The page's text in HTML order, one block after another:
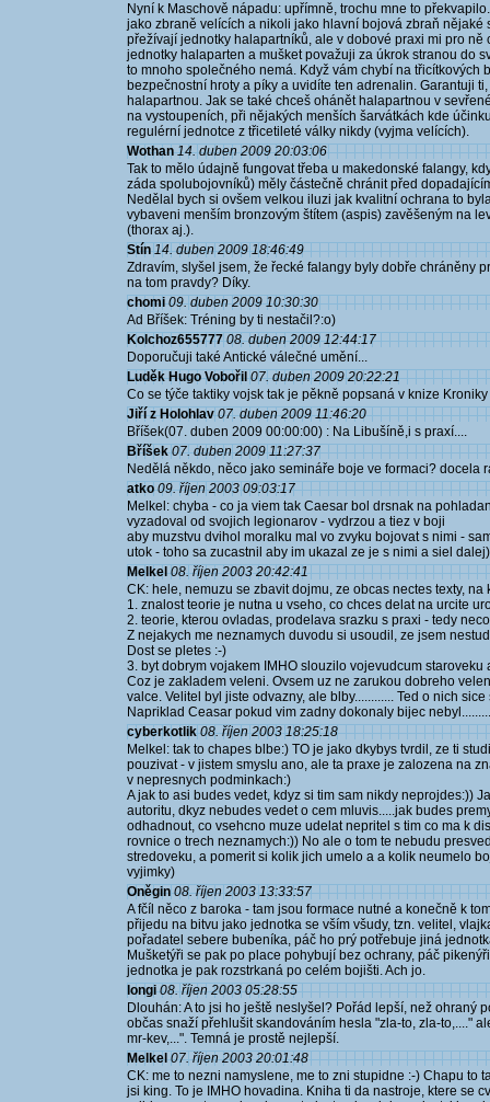
Nyní k Maschově nápadu: upřímně, trochu mne to
jako zbraně velících a nikoli jako hlavní bojová zbraň nějaké
přežívají jednotky halapartníků, ale v dobové praxi mi pro
jednotky halaparten a mušket považuji za úkrok stranou do
to mnoho společného nemá. Když vám chybí na třicítkových
bezpečnostní hroty a píky a uvidíte ten adrenalin. Garantuji
halapartnou. Jak se také chceš ohánět halapartnou v
na vystoupeních, při nějakých menších šarvátkách kde
regulérní jednotce z třicetileté války nikdy (vyjma velících).
Wothan 14. duben 2009 20:03:06
Tak to mělo údajně fungovat třeba u makedonské falangy,
záda spolubojovníků) měly částečně chránit před
Nedělal bych si ovšem velkou iluzi jak kvalitní ochrana to
vybaveni menším bronzovým štítem (aspis) zavěšeným na
(thorax aj.).
Stín 14. duben 2009 18:46:49
Zdravím, slyšel jsem, že řecké falangy byly dobře chráněny
na tom pravdy? Díky.
chomi 09. duben 2009 10:30:30
Ad Bříšek: Tréning by ti nestačil?:o)
Kolchoz655777 08. duben 2009 12:44:17
Doporučuji také Antické válečné umění...
Luděk Hugo Vobořil 07. duben 2009 20:22:21
Co se týče taktiky vojsk tak je pěkně popsaná v knize
Jiří z Holohlav 07. duben 2009 11:46:20
Bříšek(07. duben 2009 00:00:00) : Na Libušíně,i s praxí....
Bříšek 07. duben 2009 11:27:37
Nedělá někdo, něco jako semináře boje ve formaci? docela
atko 09. říjen 2003 09:03:17
Melkel: chyba - co ja viem tak Caesar bol drsnak na
vyzadoval od svojich legionarov - vydrzou a tiez v boji
aby muzstvu dvihol moralku mal vo zvyku bojovat s nimi -
utok - toho sa zucastnil aby im ukazal ze je s nimi a siel
Melkel 08. říjen 2003 20:42:41
CK: hele, nemuzu se zbavit dojmu, ze obcas nectes texty,
1. znalost teorie je nutna u vseho, co chces delat na urcite
2. teorie, kterou ovladas, prodelava srazku s praxi - tedy
Z nejakych me neznamych duvodu si usoudil, ze jsem
Dost se pletes :-)
3. byt dobrym vojakem IMHO slouzilo vojevudcum
Coz je zakladem veleni. Ovsem uz ne zarukou dobreho
valce. Velitel byl jiste odvazny, ale blby............ Ted o nich
Napriklad Ceasar pokud vim zadny dokonaly bijec
cyberkotlik 08. říjen 2003 18:25:18
Melkel: tak to chapes blbe:) TO je jako dkybys tvrdil, ze ti
pouzivat - v jistem smyslu ano, ale ta praxe je zalozena na
v nepresnych podminkach:)
A jak to asi budes vedet, kdyz si tim sam nikdy neprojdes:))
autoritu, dkyz nebudes vedet o cem mluvis.....jak budes
odhadnout, co vsehcno muze udelat nepritel s tim co ma k
rovnice o trech neznamych:)) No ale o tom te nebudu
stredoveku, a pomerit si kolik jich umelo a a kolik neumelo
vyjimky)
Oněgin 08. říjen 2003 13:33:57
A fčíl něco z baroka - tam jsou formace nutné a konečně k
přijedu na bitvu jako jednotka se vším všudy, tzn. velitel,
pořadatel sebere bubeníka, páč ho prý potřebuje jiná
Mušketýři se pak po place pohybují bez ochrany, páč
jednotka je pak rozstrkaná po celém bojišti. Ach jo.
longi 08. říjen 2003 05:28:55
Dlouhán: A to jsi ho ještě neslyšel? Pořád lepší, než ohraný
občas snaží přehlušit skandováním hesla "zla-to, zla-to,...."
mr-kev,...". Temná je prostě nejlepší.
Melkel 07. říjen 2003 20:01:48
CK: me to nezni namyslene, me to zni stupidne :-) Chapu to
jsi king. To je IMHO hovadina. Kniha ti da nastroje, ktere se